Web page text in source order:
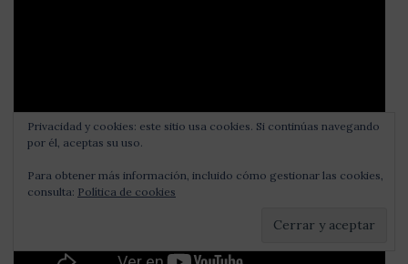
Privacidad y cookies: este sitio usa cookies. Si continúas navegando
por él, aceptas su uso.
Para obtener más información, incluido cómo gestionar las cookies,
consulta: Política de cookies